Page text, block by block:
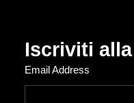
Iscriviti
Email Address